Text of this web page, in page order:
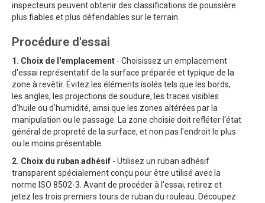
inspecteurs peuvent obtenir des classifications de poussière
plus fiables et plus défendables sur le terrain.
Procédure d'essai
1. Choix de l'emplacement - Choisissez un emplacement
d'essai représentatif de la surface préparée et typique de la
zone à revêtir. Évitez les éléments isolés tels que les bords,
les angles, les projections de soudure, les traces visibles
d'huile ou d'humidité, ainsi que les zones altérées par la
manipulation ou le passage. La zone choisie doit refléter l'état
général de propreté de la surface, et non pas l'endroit le plus
ou le moins présentable.
2. Choix du ruban adhésif - Utilisez un ruban adhésif
transparent spécialement conçu pour être utilisé avec la
norme ISO 8502-3. Avant de procéder à l'essai, retirez et
jetez les trois premiers tours de ruban du rouleau. Découpez